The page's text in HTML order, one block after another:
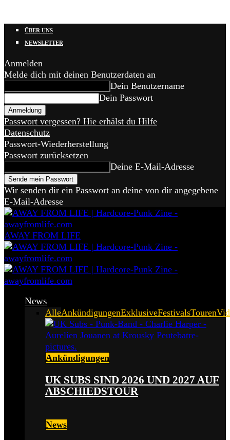
ÜBER UNS
NEWSLETTER
Anmelden
Melde dich mit deinen Benutzerdaten an
Dein Benutzername
Dein Passwort
Passwort vergessen? Hie erhälst du Hilfe
Datenschutz
Passwort-Wiederherstellung
Passwort zurücksetzen
Deine E-Mail-Adresse
Wir senden dir ein Passwort an deine von dir angegebene
E-Mail-Adresse
AWAY FROM LIFE
News
AlleAnkündigungenExklusiveFestivalsTouren
Ankündigungen
UK SUBS SIND 2026 UND 2027 AUF
ABSCHIEDSTOUR
News